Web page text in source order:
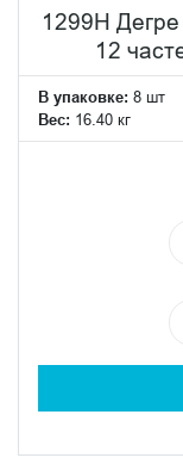
1299H
12
В упаковке: 8 шт
Вес: 16.40 кг